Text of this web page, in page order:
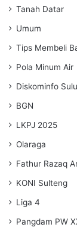
Tanah Datar
Umum
Tips Membeli
Pola Minum Air
Diskominfo
BGN
LKPJ 2025
Olaraga
Fathur Razaq
KONI Sulteng
Liga 4
Pangdam PW